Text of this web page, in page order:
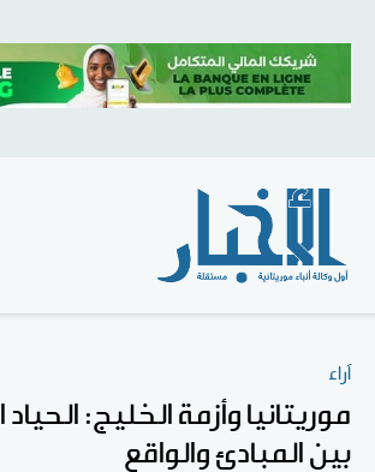
آراء
موريتانيا وأزمة الخليج: الحياد
بين المبادئ والواقع